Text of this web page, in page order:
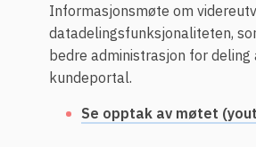
Informasjonsmøte om
datadelingsfunksjonaliteten,
bedre administrasjon for deling
kundeportal.
Se opptak av møtet